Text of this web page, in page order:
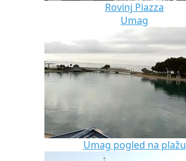
Rovinj Piazza
Umag
Umag pogled na plažu